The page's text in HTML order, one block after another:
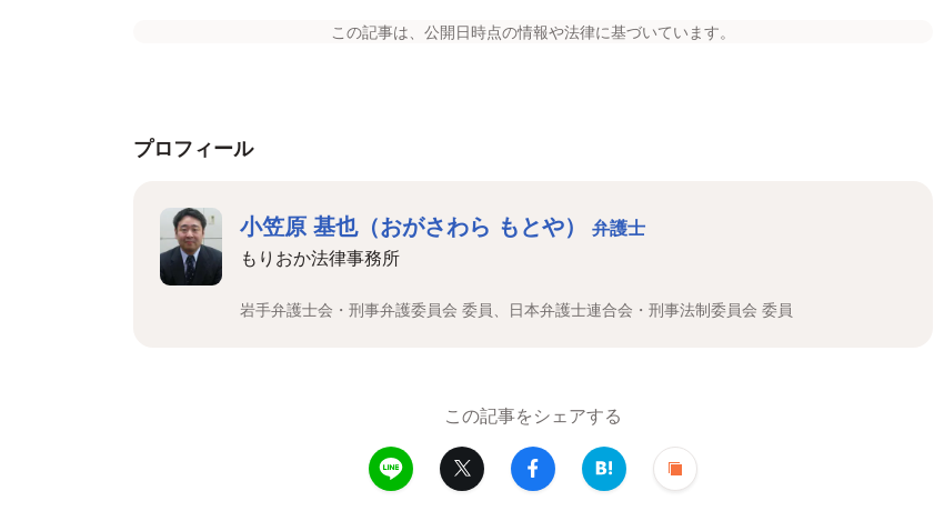
この記事は、公開日時点の情報や法律に基づいています。
プロフィール
小笠原 基也（おがさわら もとや） 弁護士
もりおか法律事務所
岩手弁護士会・刑事弁護委員会 委員、日本弁護士連合会・刑事法制委員会 委員
この記事をシェアする